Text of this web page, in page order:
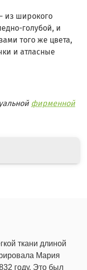
из широкого
голубой, и
того же цвета,
и атласные
фирменной
ткани длиной
Мария
году. Это был